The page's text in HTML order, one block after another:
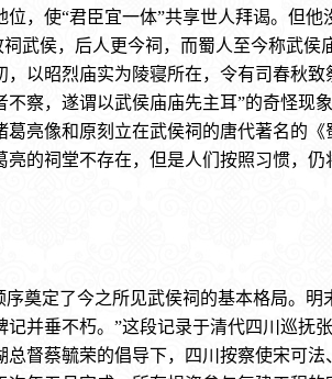
，使“君臣宜一体”共享世人拜谒。但
武侯，后人更今祠，而蜀人至今称武
以昭烈庙实为陵寝所在，令有司春秋
察，遂谓以武侯庙庙先主耳”的奇怪
亮像和原刻立在武侯祠的唐代著名的
的祠堂不存在，但是人们按照习惯，
奠定了今之所见武侯祠的基本格局。
并垂不朽。”这段记录于清代四川巡
督蔡毓荣的倡导下，四川按察使宋可